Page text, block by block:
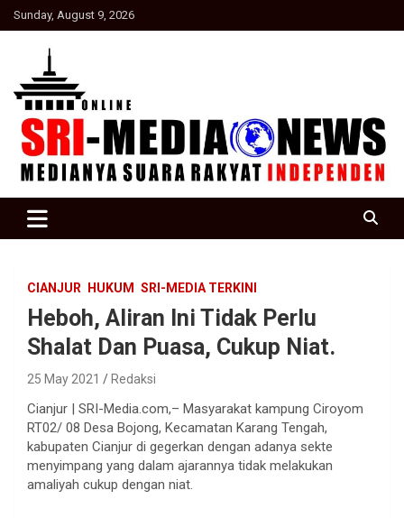
Skip
to
Sunday, August 9, 2026
SRI Media news
CIANJUR HUKUM SRI-MEDIA TERKINI
Heboh, Aliran Ini Tidak Perlu
Shalat Dan Puasa, Cukup Niat.
25 May 2021 Redaksi
Cianjur | SRI-Media.com,– Masyarakat kampung Ciroyom
RT02/ 08 Desa Bojong, Kecamatan Karang Tengah,
kabupaten Cianjur di gegerkan dengan adanya sekte
menyimpang yang dalam ajarannya tidak melakukan
amaliyah cukup dengan niat.